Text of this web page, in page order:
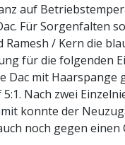
auf
Für Sorgenfalten
Ramesh / Kern die
für die folgenden
Dac mit Haarspange
Nach zwei
konnte der
noch gegen